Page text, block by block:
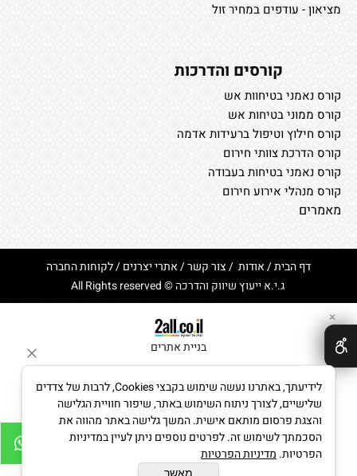
מציאון - עודפים במחיר זול
קורסים והדרכות
קורס נאמני בטיחוות אש
קורס ממוני בטיחות אש
קורס חילוץ וטיפול ברעידות אדמה
קורס הדרכת צוותי חירום
קורס נאמני בטיחות בעבודה
קורס מנהלי אירוע חירום
מאמרים
דף הבית/אודות /צור קשר/אתרי יצרנים/לקוחות החברה
ג.י.א ייעוץ שיווק והדרכה © All Rights reserved
בניית אתרים
✕
לידיעתך, באתרנו נעשה שימוש בקבצי Cookies, לרבות של צדדים
שלישיים, לצורך ניתוח השימוש באתר, שיפור חוויית הגלישה
והצגת פרסום מותאם אישית. המשך גלישה באתר מהווה את
הסכמתך לשימוש זה. לפרטים נוספים ניתן לעיין במדיניות
הפרטיות. מדיניות הפרטיות
מאשר